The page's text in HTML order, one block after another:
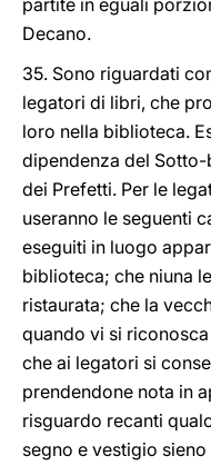
partite in eguali
Decano.
35. Sono riguardati
legatori di libri, che
loro nella biblioteca.
dipendenza del
dei Prefetti. Per le
useranno le seguenti
eseguiti in luogo
biblioteca; che niuna
ristaurata; che la
quando vi si
che ai legatori si
prendendone nota in
risguardo recanti
segno e vestigio